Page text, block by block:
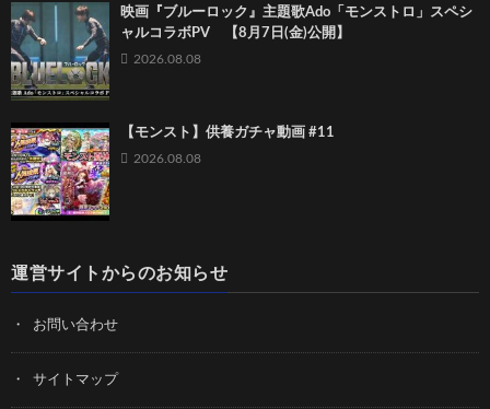
映画『ブルーロック』主題歌Ado「モンストロ」スペシ
ャルコラボPV 【8月7日(金)公開】
2026.08.08
【モンスト】供養ガチャ動画 #11
2026.08.08
運営サイトからのお知らせ
お問い合わせ
サイトマップ